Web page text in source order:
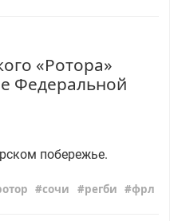
«Ротора»
Федеральной
побережье.
сочи регби фрл